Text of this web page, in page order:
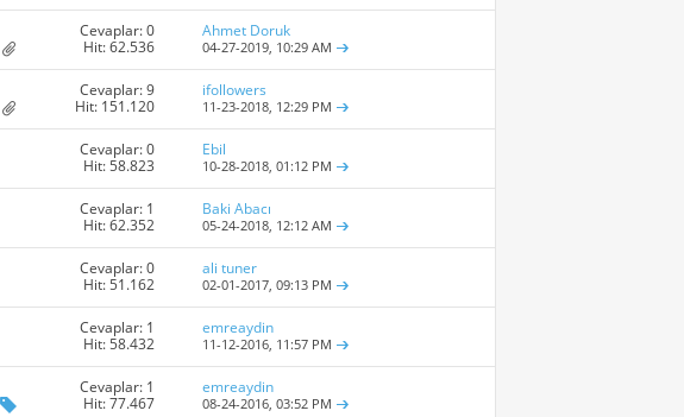
Cevaplar: 0
Hit: 62.536
Ahmet Doruk
04-27-2019, 10:29 AM
Cevaplar: 9
Hit: 151.120
ifollowers
11-23-2018, 12:29 PM
Cevaplar: 0
Hit: 58.823
Ebil
10-28-2018,01:12 PM
Cevaplar: 1
Hit: 62.352
Baki Abacı
05-24-2018, 12:12 AM
Cevaplar: 0
Hit: 51.162
ali tuner
02-01-2017,09:13 PM
Cevaplar: 1
Hit: 58.432
emreaydin
11-12-2016, 11:57 PM
Cevaplar: 1
Hit: 77.467
emreaydin
08-24-2016,03:52 PM